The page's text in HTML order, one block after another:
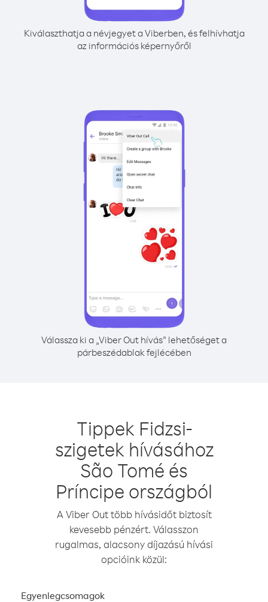
Kiválaszthatja a névjegyet a Viberben, és felhívhatja
az információs képernyőről
Válassza ki a „Viber Out hívás” lehetőséget a
párbeszédablak fejlécében
Tippek Fidzsi-
szigetek hívásához
São Tomé és
Príncipe országból
A Viber Out több hívásidőt biztosít
kevesebb pénzért. Válasszon
rugalmas, alacsony díjazású hívási
opcióink közül:
Egyenlegcsomagok